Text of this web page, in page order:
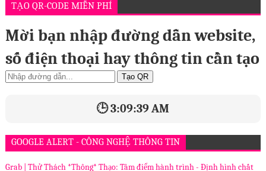
TẠO QR-CODE MIỄN PHÍ
Mời bạn nhập đường dẫn website,
số điện thoại hay thông tin cần tạo
Tạo QR
🕒 3:09:40 AM
GOOGLE ALERT - CÔNG NGHỆ THÔNG TIN
Grab | Thử Thách *Thông* Thạo: Tâm điểm hành trình - Định hình chất